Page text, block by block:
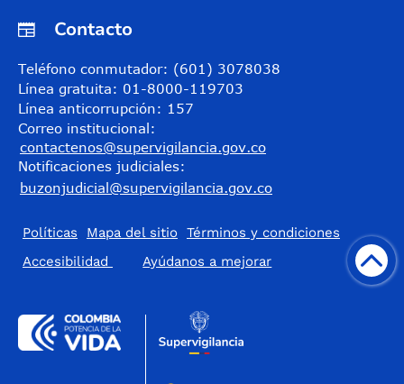
Contacto
Teléfono conmutador: (601) 3078038
Línea gratuita: 01-8000-119703
Línea anticorrupción: 157
Correo institucional:
contactenos@supervigilancia.gov.co
Notificaciones judiciales:
buzonjudicial@supervigilancia.gov.co
Políticas Mapa del sitio
Términos y condiciones
Accesibilidad
​Ayúdanos a mejorar